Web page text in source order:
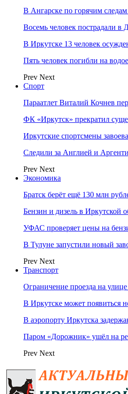
В Ангарске по горячим
Восемь человек пострадали
В Иркутске 13 человек
Пять человек погибли на
Prev Next
Спорт
Параатлет Виталий Кочнев
ФК «Иркутск» прекратил
Иркутские спортсмены
Следили за Англией и
Prev Next
Экономика
Братск берёт ещё 130 млн
Бензин и дизель в Иркутской
УФАС проверяет цены на
В Тулуне запустили новый
Prev Next
Транспорт
Ограничение проезда на
В Иркутске может появиться
В аэропорту Иркутска
Паром «Дорожник» ушёл на
Prev Next